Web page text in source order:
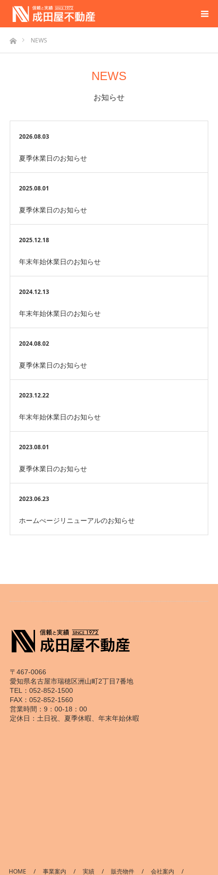
ホームNEWS
NEWS
お知らせ
2026.08.03
夏季休業日のお知らせ
2025.08.01
夏季休業日のお知らせ
2025.12.18
年末年始休業日のお知らせ
2024.12.13
年末年始休業日のお知らせ
2024.08.02
夏季休業日のお知らせ
2023.12.22
年末年始休業日のお知らせ
2023.08.01
夏季休業日のお知らせ
2023.06.23
ホームぺージリニューアルのお知らせ
〒467-0066
愛知県名古屋市瑞穂区洲山町2丁目7番地
TEL：052-852-1500
FAX：052-852-1560
営業時間：9：00-18：00
定休日：土日祝、夏季休暇、年末年始休暇
HOME 事業案内 実績 販売物件 会社案内